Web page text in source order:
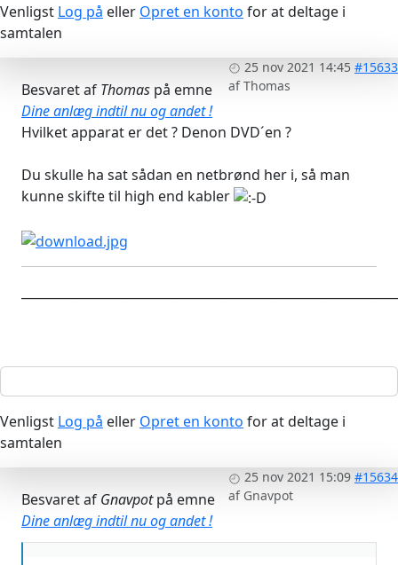
Venligst Log på eller Opret en konto for at deltage i
samtalen
25 nov 2021 14:45 #15633
afThomas
Besvaret af Thomas på emne
Dine anlæg indtil nu og andet !
Hvilket apparat er det ? Denon DVD´en ?
Du skulle ha sat sådan en netbrønd her i, så man
kunne skifte til high end kabler
Venligst Log på eller Opret en konto for at deltage i
samtalen
25 nov 2021 15:09 #15634
af Gnavpot
Besvaret af Gnavpotpå emne
Dine anlæg indtil nu og andet !